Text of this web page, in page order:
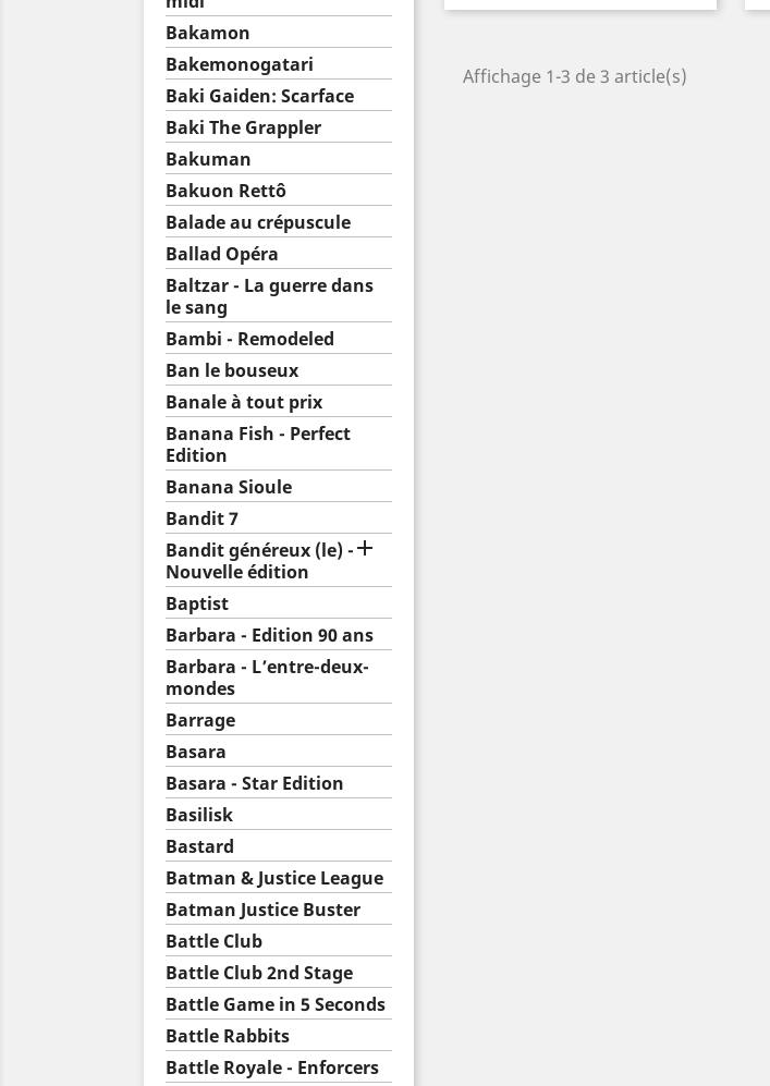
Bakamon
Bakemonogatari
Baki Gaiden: Scarface
Baki The Grappler
Bakuman
Bakuon Rettô
Balade au crépuscule
Ballad Opéra
Baltzar - La guerre dans
le sang
Bambi - Remodeled
Ban le bouseux
Banale à tout prix
Banana Fish - Perfect
Edition
Banana Sioule
Bandit 7
Bandit généreux (le) -
Nouvelle édition

Baptist
Barbara - Edition 90 ans
Barbara - L’entre-deux-
mondes
Barrage
Basara
Basara - Star Edition
Basilisk
Bastard
Batman & Justice League
Batman Justice Buster
Battle Club
Battle Club 2nd Stage
Battle Game in 5 Seconds
Battle Rabbits
Battle Royale - Enforcers
Affichage 1-3 de 3 article(s)